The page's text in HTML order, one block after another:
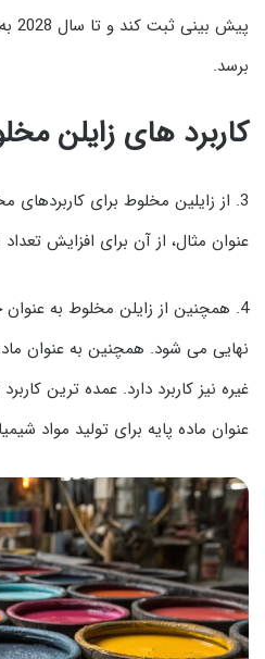
برسد.
کاربرد های زایلن
3. از زایلین مخلوط برای
عنوان مثال، از آن برای افزایش
4. همچنین از زایلن مخلوط به
نهایی می شود. همچنین به عنوان
غیره نیز کاربرد دارد. عمده ترین
عنوان ماده پایه برای تولید مواد